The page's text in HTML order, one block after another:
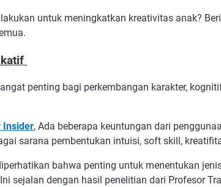
untuk meningkatkan kreativitas anak?
penting bagi perkembangan karakter,
Insider, Ada beberapa keuntungan dari
sarana pembentukan intuisi, soft skill,
bahwa penting untuk menentukan
sejalan dengan hasil penelitian dari Profesor